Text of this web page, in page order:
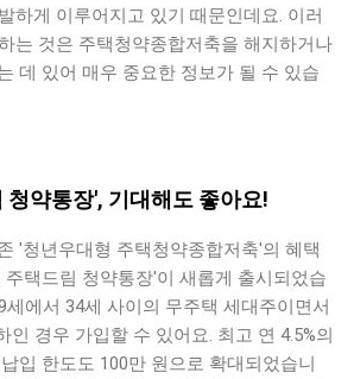
하게 이루어지고 있기 때문인데요. 이러
는 것은 주택청약종합저축을 해지하거나
데 있어 매우 중요한 정보가 될 수 있습
청약통장', 기대해도 좋아요!
'청년우대형 주택청약종합저축'의 혜택
택드림 청약통장'이 새롭게 출시되었습
세에서 34세 사이의 무주택 세대주이면서
인 경우 가입할 수 있어요. 최고 연 4.5%의
입 한도도 100만 원으로 확대되었습니